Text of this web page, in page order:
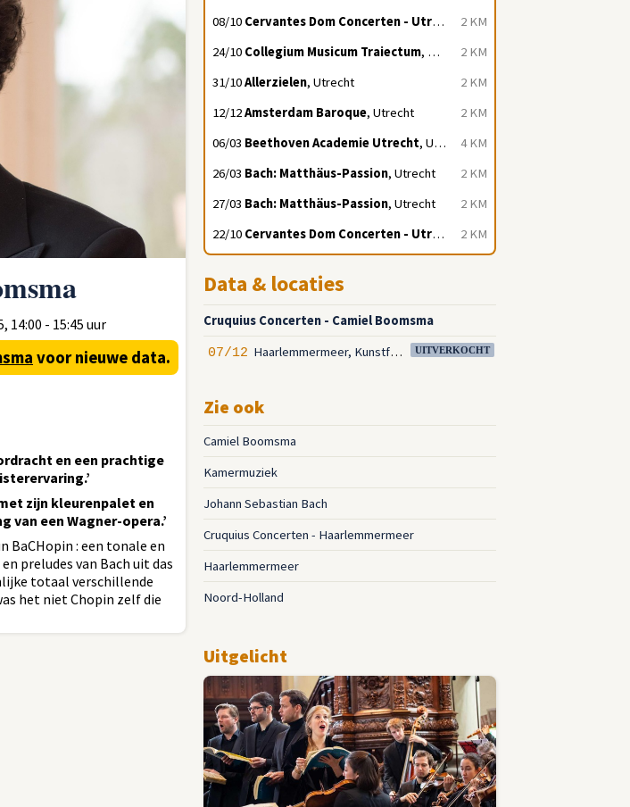
- 15:45 uur
voor nieuwe data.
en een prachtige
zijn kleurenpalet en
een Wagner-opera.’
BaCHopin : een tonale en
preludes van Bach uit das
totaal verschillende
het niet Chopin zelf die
2 KM
08/10 Cervantes Dom Concerten - Utrecht
, Utrecht
2 KM
24/10 Collegium Musicum Traiectum, Utrecht
2 KM
31/10Allerzielen, Utrecht
2 KM
12/12Amsterdam Baroque, Utrecht
4 KM
06/03 Beethoven Academie Utrecht, Utrecht
2 KM
26/03 Bach: Matthäus-Passion, Utrecht
2 KM
27/03 Bach: Matthäus-Passion, Utrecht
2 KM
22/10 Cervantes Dom Concerten - Utrecht , Utrecht
Data & locaties
Cruquius Concerten - Camiel Boomsma
UITVERKOCHT
07/12 Haarlemmermeer, Kunstfort
Zie ook
Camiel Boomsma
Kamermuziek
Johann Sebastian Bach
Cruquius Concerten - Haarlemmermeer
Haarlemmermeer
Noord-Holland
Uitgelicht